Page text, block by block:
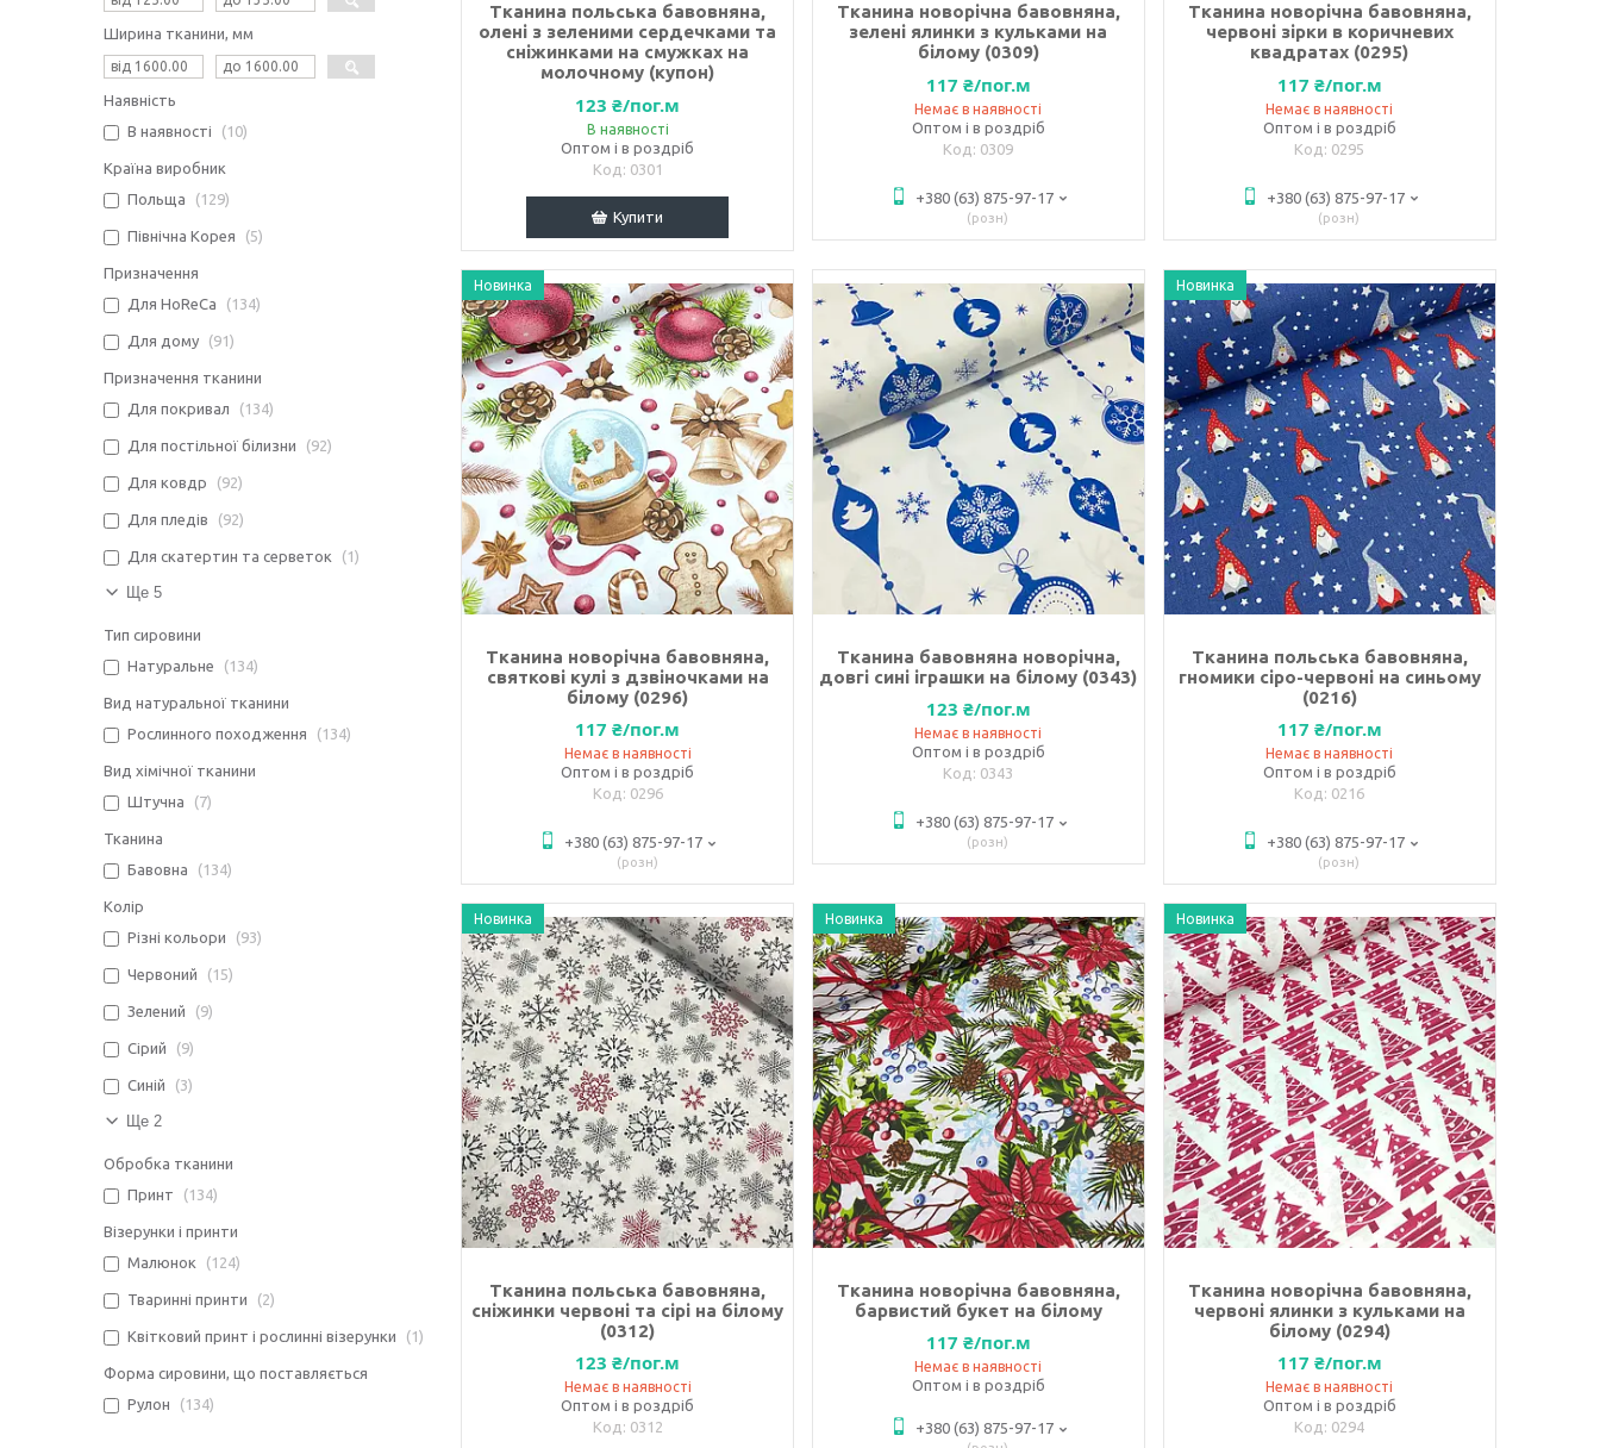
Тканина польська бавовняна,
олені з зеленими сердечками та
сніжинками на смужках на
молочному (купон)
123 ₴/пог.м
В наявності
Оптом і в роздріб
0301
Купити
Тканина новорічна бавовняна,
зелені ялинки з кульками на
білому (0309)
117 ₴/пог.м
Немає в наявності
Оптом і в роздріб
0309
+380 (63) 875-97-17
розн
Тканина новорічна бавовняна,
червоні зірки в коричневих
квадратах (0295)
117 ₴/пог.м
Немає в наявності
Оптом і в роздріб
0295
+380 (63) 875-97-17
розн
Новинка
Тканина новорічна бавовняна,
святкові кулі з дзвіночками на
білому (0296)
117 ₴/пог.м
Немає в наявності
Оптом і в роздріб
0296
+380 (63) 875-97-17
розн
Тканина бавовняна новорічна,
довгі сині іграшки на білому (0343)
123 ₴/пог.м
Немає в наявності
Оптом і в роздріб
0343
+380 (63) 875-97-17
розн
Новинка
Тканина польська бавовняна,
гномики сіро-червоні на синьому
(0216)
117 ₴/пог.м
Немає в наявності
Оптом і в роздріб
0216
+380 (63) 875-97-17
розн
Новинка
Тканина польська бавовняна,
сніжинки червоні та сірі на білому
(0312)
123 ₴/пог.м
Немає в наявності
Оптом і в роздріб
0312
Новинка
Тканина новорічна бавовняна,
барвистий букет на білому
117 ₴/пог.м
Немає в наявності
Оптом і в роздріб
+380 (63) 875-97-17
Новинка
Тканина новорічна бавовняна,
червоні ялинки з кульками на
білому (0294)
117 ₴/пог.м
Немає в наявності
Оптом і в роздріб
0294
Ширина тканини, мм
Наявність
В наявності
10
Країна виробник
Польща
129
Північна Корея 5
Призначення
Для HoReCa
134
Для дому 91
Призначення тканини
Для покривал
134
Для постільної білизни 92
Для ковдр 92
Для пледів 92
Для скатертин та серветок 1
Ще 5
Тип сировини
Натуральне
134
Вид натуральної тканини
Рослинного походження
134
Вид хімічної тканини
Штучна
7
Тканина
Бавовна
134
Колір
Різні кольори
93
Червоний 15
Зелений 9
Сірий 9
Синій 3
Ще 2
Обробка тканини
Принт
134
Візерунки і принти
Малюнок
124
Тваринні принти 2
Квітковий принт і рослинні візерунки 1
Форма сировини, що поставляється
Рулон
134